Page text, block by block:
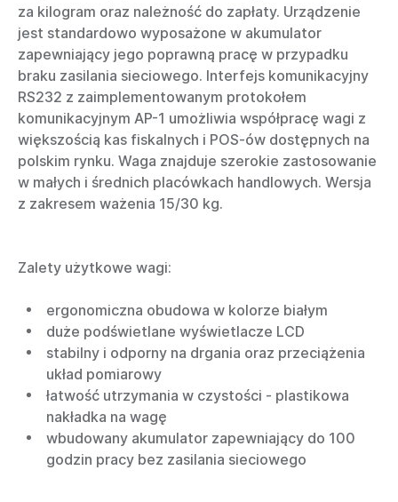
za kilogram oraz należność do zapłaty. Urządzenie
jest standardowo wyposażone w akumulator
zapewniający jego poprawną pracę w przypadku
braku zasilania sieciowego. Interfejs komunikacyjny
RS232 z zaimplementowanym protokołem
komunikacyjnym AP-1 umożliwia współpracę wagi z
większością kas fiskalnych i POS-ów dostępnych na
polskim rynku. Waga znajduje szerokie zastosowanie
w małych i średnich placówkach handlowych. Wersja
z zakresem ważenia 15/30 kg.
Zalety użytkowe wagi:
ergonomiczna obudowa w kolorze białym
duże podświetlane wyświetlacze LCD
stabilny i odporny na drgania oraz przeciążenia
układ pomiarowy
łatwość utrzymania w czystości - plastikowa
nakładka na wagę
wbudowany akumulator zapewniający do 100
godzin pracy bez zasilania sieciowego